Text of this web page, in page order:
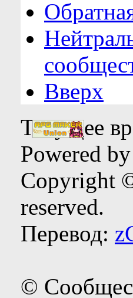
Вверх
Текущее
Powered by
Copyright
reserved.
Перевод:
©